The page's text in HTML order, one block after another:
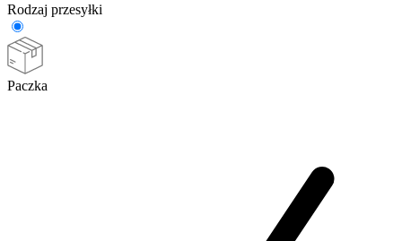
Rodzaj przesyłki
Paczka